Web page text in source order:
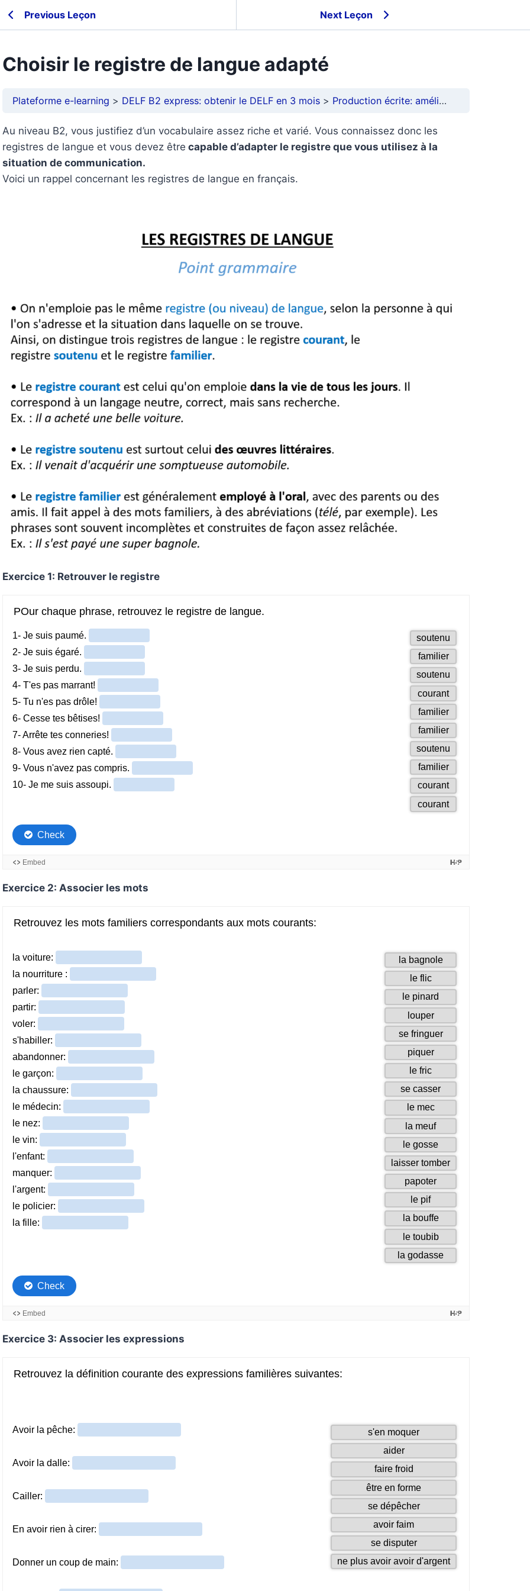
Previous Leçon Next Leçon
Choisir le registre de langue adapté
Plateforme e-learning DELF B2 express: obtenir le DELF en 3 mois Production écrite: améliorer son expression
Au niveau B2, vous justifiez d’un vocabulaire assez riche et varié. Vous connaissez donc les
registres de langue et vous devez être capable d’adapter le registre que vous utilisez à la
situation de communication.
Voici un rappel concernant les registres de langue en français.
Exercice 1: Retrouver le registre
Exercice 2: Associer les mots
Exercice 3: Associer les expressions